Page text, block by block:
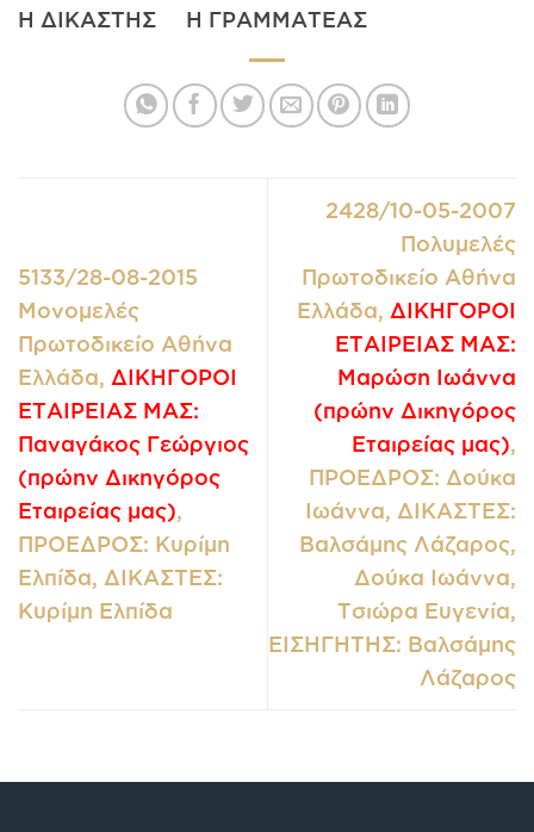
Η ΔΙΚΑΣΤΗΣ Η ΓΡΑΜΜΑΤΕΑΣ
5133/28-08-2015
Μονομελές
Πρωτοδικείο Αθήνα
Ελλάδα, ΔΙΚΗΓΟΡΟΙ
ΕΤΑΙΡΕΙΑΣ ΜΑΣ:
Παναγάκος Γεώργιος
(πρώην Δικηγόρος
Εταιρείας μας),
ΠΡΟΕΔΡΟΣ: Κυρίμη
Ελπίδα, ΔΙΚΑΣΤΕΣ:
Κυρίμη Ελπίδα
2428/10-05-2007
Πολυμελές
Πρωτοδικείο Αθήνα
Ελλάδα, ΔΙΚΗΓΟΡΟΙ
ΕΤΑΙΡΕΙΑΣ ΜΑΣ:
Μαρώση Ιωάννα
(πρώην Δικηγόρος
Εταιρείας μας),
ΠΡΟΕΔΡΟΣ: Δούκα
Ιωάννα, ΔΙΚΑΣΤΕΣ:
Βαλσάμης Λάζαρος,
Δούκα Ιωάννα,
Τσιώρα Ευγενία,
ΕΙΣΗΓΗΤΗΣ: Βαλσάμης
Λάζαρος